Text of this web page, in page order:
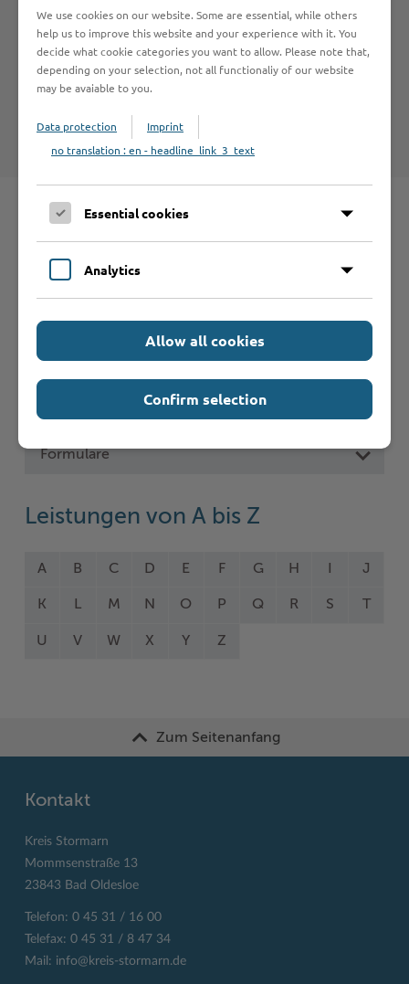
Haftungsauschluss
Hinweise zum Haftungsausschluß bei Links zu anderen
Internet-Seiten entnehmen Sie bitte den
Nutzungsbedingungen
Schnelleinstieg
Seite auswählen
Online-Services
Formulare
Leistungen von A bis Z
A B C D E F G H J
K L M N O P Q R S
U V W X Y Z
Zum Seitenanfang
Kontakt
Kreis Stormarn
Mommsenstraße 13
23843 Bad Oldesloe
Telefon: 0 45 31 / 16 00
Telefax: 0 45 31 / 8 47 34
Mail: info@kreis-stormarn.de
We use cookies on our website. Some are essential, while others
help us to improve this website and your experience with it. You
decide what cookie categories you want to allow. Please note that,
depending on your selection, not all functionaliy of our website
may be avaiable to you.
Data protection
Imprint
no translation : en - headline_link_3_text
Essential cookies
Analytics
Allow all cookies
Confirm selection